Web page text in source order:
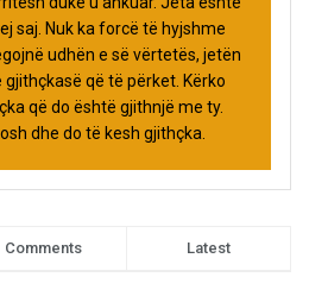
saj. Nuk ka forcë të hyjshme
udhën e së vërtetës, jetën
që të përket. Kërko
që do është gjithnjë me ty.
dhe do të kesh gjithçka.
Comments Latest